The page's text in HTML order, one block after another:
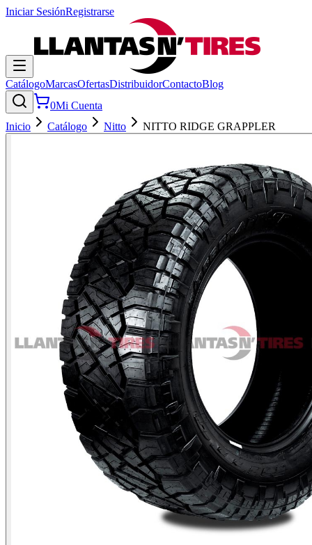
Iniciar SesiónRegistrarse
CatálogoMarcasOfertasDistribuidorContactoBlog
0Mi Cuenta
Inicio
Catálogo Nitto NITTO RIDGE GRAPPLER